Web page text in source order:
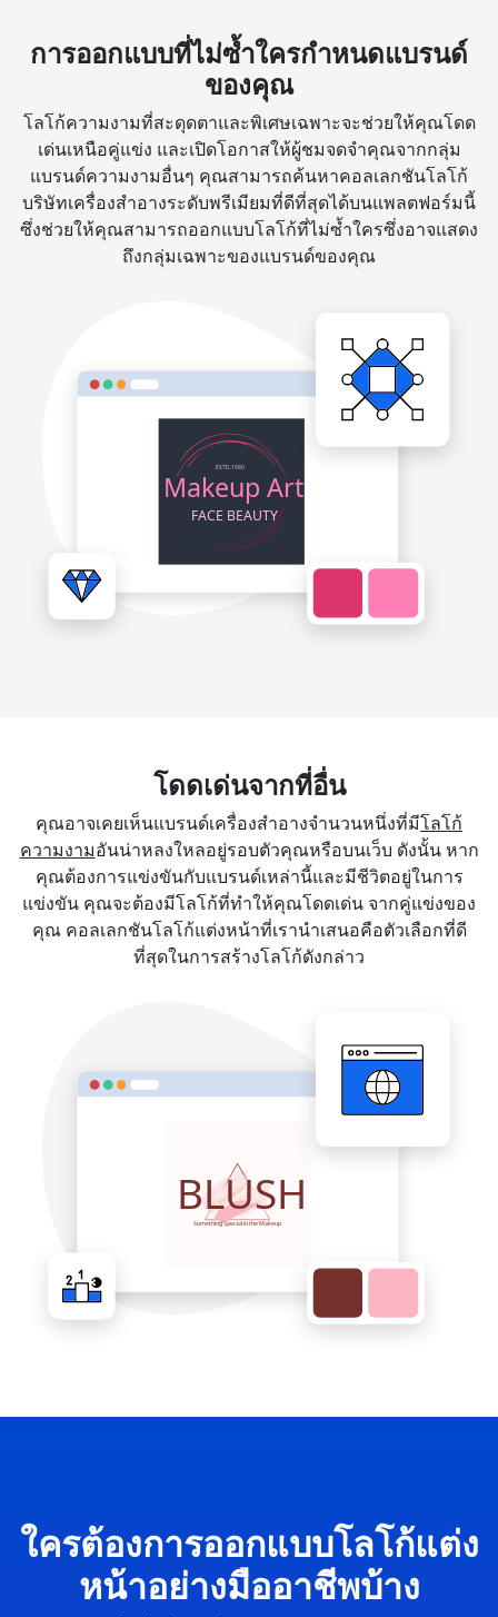
การออกแบบที่ไม่ซ้ำใครกำหนดแบรนด์
ของคุณ
โลโก้ความงามที่สะดุดตาและพิเศษเฉพาะจะช่วยให้คุณโดด
เด่นเหนือคู่แข่ง และเปิดโอกาสให้ผู้ชมจดจำคุณจากกลุ่ม
แบรนด์ความงามอื่นๆ คุณสามารถค้นหาคอลเลกชันโลโก้
บริษัทเครื่องสำอางระดับพรีเมียมที่ดีที่สุดได้บนแพลตฟอร์มนี้
ซึ่งช่วยให้คุณสามารถออกแบบโลโก้ที่ไม่ซ้ำใครซึ่งอาจแสดง
ถึงกลุ่มเฉพาะของแบรนด์ของคุณ
โดดเด่นจากที่อื่น
คุณอาจเคยเห็นแบรนด์เครื่องสำอางจำนวนหนึ่งที่มีโลโก้
ความงามอันน่าหลงใหลอยู่รอบตัวคุณหรือบนเว็บ ดังนั้น หาก
คุณต้องการแข่งขันกับแบรนด์เหล่านี้และมีชีวิตอยู่ในการ
แข่งขัน คุณจะต้องมีโลโก้ที่ทำให้คุณโดดเด่น จากคู่แข่งของ
คุณ คอลเลกชันโลโก้แต่งหน้าที่เรานำเสนอคือตัวเลือกที่ดี
ที่สุดในการสร้างโลโก้ดังกล่าว
ใครต้องการออกแบบโลโก้แต่ง
หน้าอย่างมืออาชีพบ้าง